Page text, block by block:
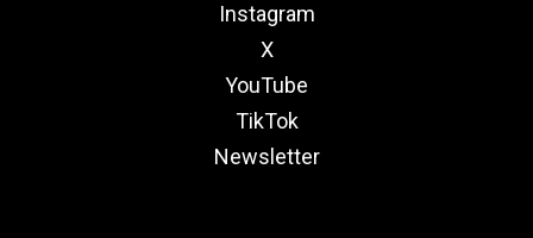
Instagram
X
YouTube
TikTok
Newsletter